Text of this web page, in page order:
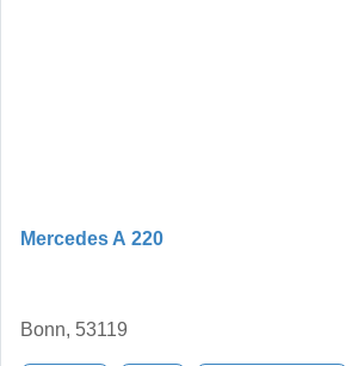
Mercedes A 220
Bonn, 53119